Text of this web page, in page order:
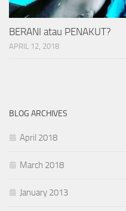
BERANI atau PENAKUT?
APRIL 12, 2018
BLOG ARCHIVES
April 2018
March 2018
January 2013